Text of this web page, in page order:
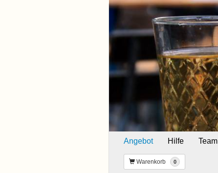
Angebot Hilfe Team
Warenkorb 0